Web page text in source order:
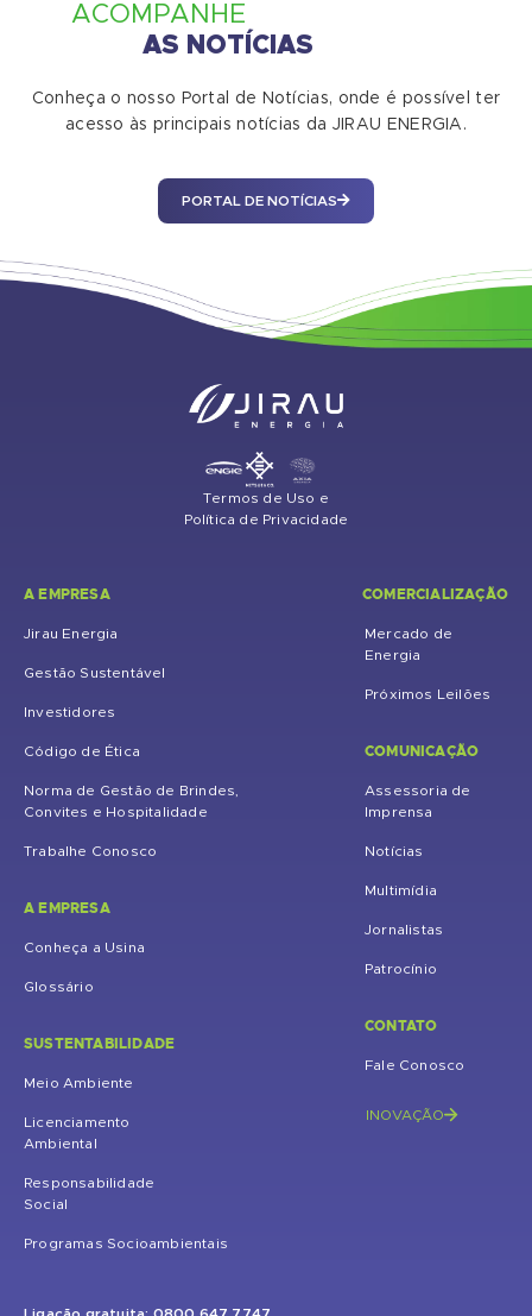
ACOMPANHE
AS NOTÍCIAS
Conheça o nosso Portal de Notícias, onde é possível ter
acesso às principais notícias da JIRAU ENERGIA.
PORTAL DE NOTÍCIAS
Termos de Uso e
Política de Privacidade
A EMPRESA
Jirau Energia
Gestão Sustentável
Investidores
Código de Ética
Norma de Gestão de Brindes,
Convites e Hospitalidade
Trabalhe Conosco
A EMPRESA
Conheça a Usina
Glossário
SUSTENTABILIDADE
Meio Ambiente
Licenciamento
Ambiental
Responsabilidade
Social
Programas Socioambientais
COMERCIALIZAÇÃO
Mercado de
Energia
Próximos Leilões
COMUNICAÇÃO
Assessoria de
Imprensa
Notícias
Multimídia
Jornalistas
Patrocínio
CONTATO
Fale Conosco
INOVAÇÃO